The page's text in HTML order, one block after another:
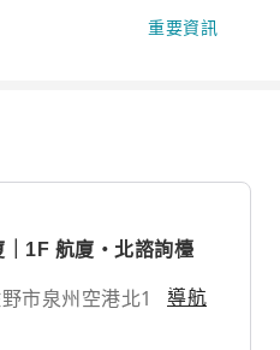
重要資訊
1F 航廈・北諮詢檯
市泉州空港北1
導航